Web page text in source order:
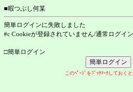
■暇つぶし何某
簡単ログインに失敗しました
#c Cookieが登録されていません/通常ログイ
□簡単ログイン
このﾍﾟｰｼﾞをﾌﾞｯｸﾏｰｸしておく